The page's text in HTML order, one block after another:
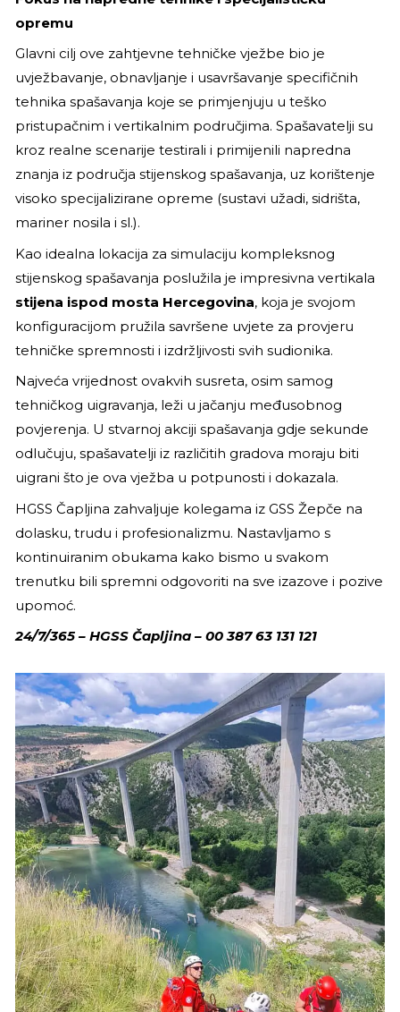
opremu
Glavni cilj ove zahtjevne tehničke vježbe bio je
uvježbavanje, obnavljanje i usavršavanje specifičnih
tehnika spašavanja koje se primjenjuju u teško
pristupačnim i vertikalnim područjima. Spašavatelji su
kroz realne scenarije testirali i primijenili napredna
znanja iz područja stijenskog spašavanja, uz korištenje
visoko specijalizirane opreme (sustavi užadi, sidrišta,
mariner nosila i sl.).
Kao idealna lokacija za simulaciju kompleksnog
stijenskog spašavanja poslužila je impresivna vertikala
stijena ispod mosta Hercegovina, koja je svojom
konfiguracijom pružila savršene uvjete za provjeru
tehničke spremnosti i izdržljivosti svih sudionika.
Najveća vrijednost ovakvih susreta, osim samog
tehničkog uigravanja, leži u jačanju međusobnog
povjerenja. U stvarnoj akciji spašavanja gdje sekunde
odlučuju, spašavatelji iz različitih gradova moraju biti
uigrani što je ova vježba u potpunosti i dokazala.
HGSS Čapljina zahvaljuje kolegama iz GSS Žepče na
dolasku, trudu i profesionalizmu. Nastavljamo s
kontinuiranim obukama kako bismo u svakom
trenutku bili spremni odgovoriti na sve izazove i pozive
upomoć.
24/7/365 – HGSS Čapljina – 00 387 63 131 121